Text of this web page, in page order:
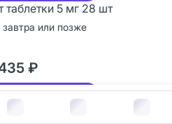
за руб.
таблетки 5 мг 28 шт
завтра или позже
₽
В корзину
таблетки 5 мг 14 шт